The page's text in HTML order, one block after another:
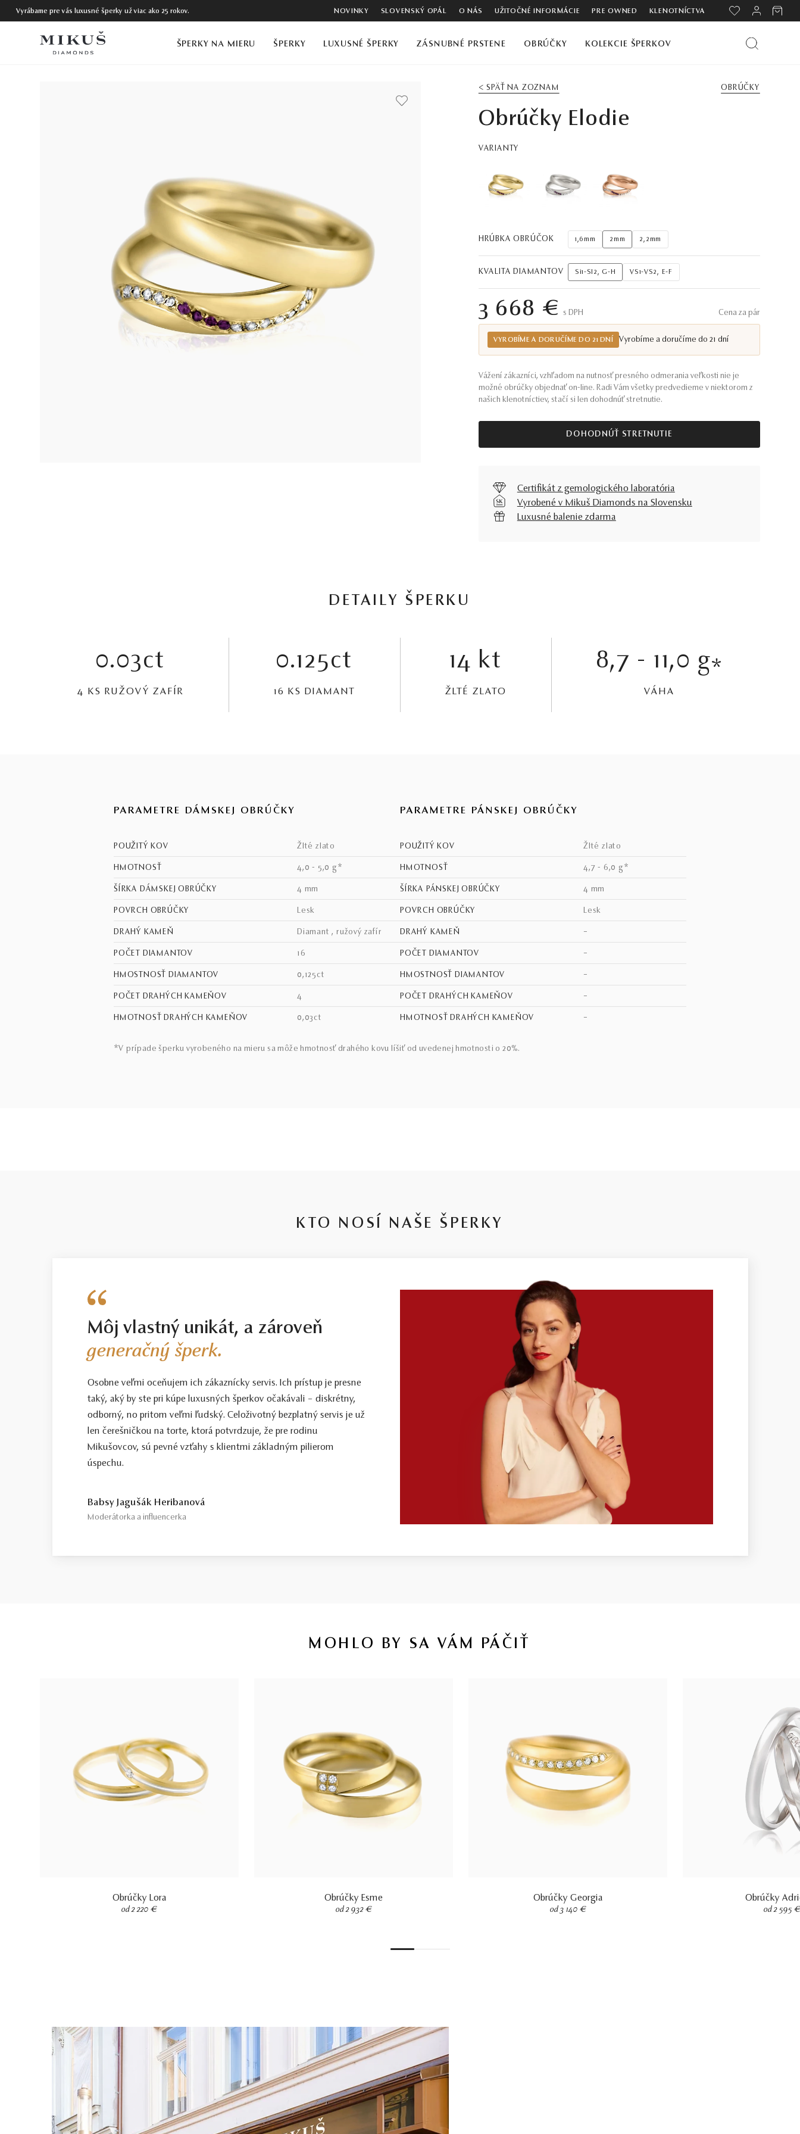
Vyrábame pre vás luxusné šperky už viac ako 25 rokov. NOVINKY SLOVENSKÝ OPÁL O NÁS UŽITOČNÉ INFORMÁCIE PRE OWNED KLENOTNÍCTVA
ŠPERKY NA MIERU ŠPERKY LUXUSNÉ ŠPERKY ZÁSNUBNÉ PRSTENE OBRÚČKY KOLEKCIE ŠPERKOV
< SPÄŤ NA ZOZNAM OBRÚČKY
Obrúčky Elodie
VARIANTY
HRÚBKA OBRÚČOK 1,6mm 2mm 2,2mm
KVALITA DIAMANTOV Si1-SI2, G-H VS1-VS2, E-F
3 668 € S DPH Cena za pár
VYROBÍME A DORUČÍME DO 21 DNÍ Vyrobíme a doručíme do 21 dní
Vážení zákazníci, vzhľadom na nutnosť presného odmerania veľkosti nie je
možné obrúčky objednať on-line. Radi Vám všetky predvedieme v niektorom z
našich klenotníctiev, stačí si len dohodnúť stretnutie.
DOHODNÚŤ STRETNUTIE
Certifikát z gemologického laboratória
Vyrobené v Mikuš Diamonds na Slovensku
Luxusné balenie zdarma
DETAILY ŠPERKU
0.03ct
4 KS RUŽOVÝ ZAFÍR
0.125ct
16 KS DIAMANT
14 kt
ŽLTÉ ZLATO
8,7 - 11,0 g*
VÁHA
PARAMETRE DÁMSKEJ OBRÚČKY
POUŽITÝ KOV žlté zlato
HMOTNOSŤ 4,0 - 5,0 g*
ŠÍRKA DÁMSKEJ OBRÚČKY 4 mm
POVRCH OBRÚČKY lesk
DRAHÝ KAMEŇ diamant , ružový zafír
POČET DIAMANTOV 16
HMOSTNOSŤ DIAMANTOV 0,125ct
POČET DRAHÝCH KAMEŇOV 4
HMOTNOSŤ DRAHÝCH KAMEŇOV 0,03ct
PARAMETRE PÁNSKEJ OBRÚČKY
POUŽITÝ KOV žlté zlato
HMOTNOSŤ 4,7 - 6,0 g*
ŠÍRKA PÁNSKEJ OBRÚČKY 4 mm
POVRCH OBRÚČKY lesk
DRAHÝ KAMEŇ –
POČET DIAMANTOV –
HMOSTNOSŤ DIAMANTOV –
POČET DRAHÝCH KAMEŇOV –
HMOTNOSŤ DRAHÝCH KAMEŇOV –
*V prípade šperku vyrobeného na mieru sa môže hmotnosť drahého kovu líšiť od uvedenej hmotnosti o 20%.
KTO NOSÍ NAŠE ŠPERKY
Môj vlastný unikát, a zároveň
generačný šperk.
Osobne veľmi oceňujem ich zákaznícky servis. Ich prístup je presne
taký, aký by ste pri kúpe luxusných šperkov očakávali – diskrétny,
odborný, no pritom veľmi ľudský. Celoživotný bezplatný servis je už
len čerešničkou na torte, ktorá potvrdzuje, že pre rodinu
Mikušovcov, sú pevné vzťahy s klientmi základným pilierom
úspechu.
Babsy Jagušák Heribanová
Moderátorka a influencerka
MOHLO BY SA VÁM PÁČIŤ
Obrúčky Lora
od 2 220 €
Obrúčky Esme
od 2 932 €
Obrúčky Georgia
od 3 140 €
Obrúčky
od 2 595